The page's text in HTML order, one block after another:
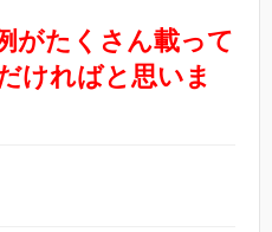
がたくさん載って
ければと思いま